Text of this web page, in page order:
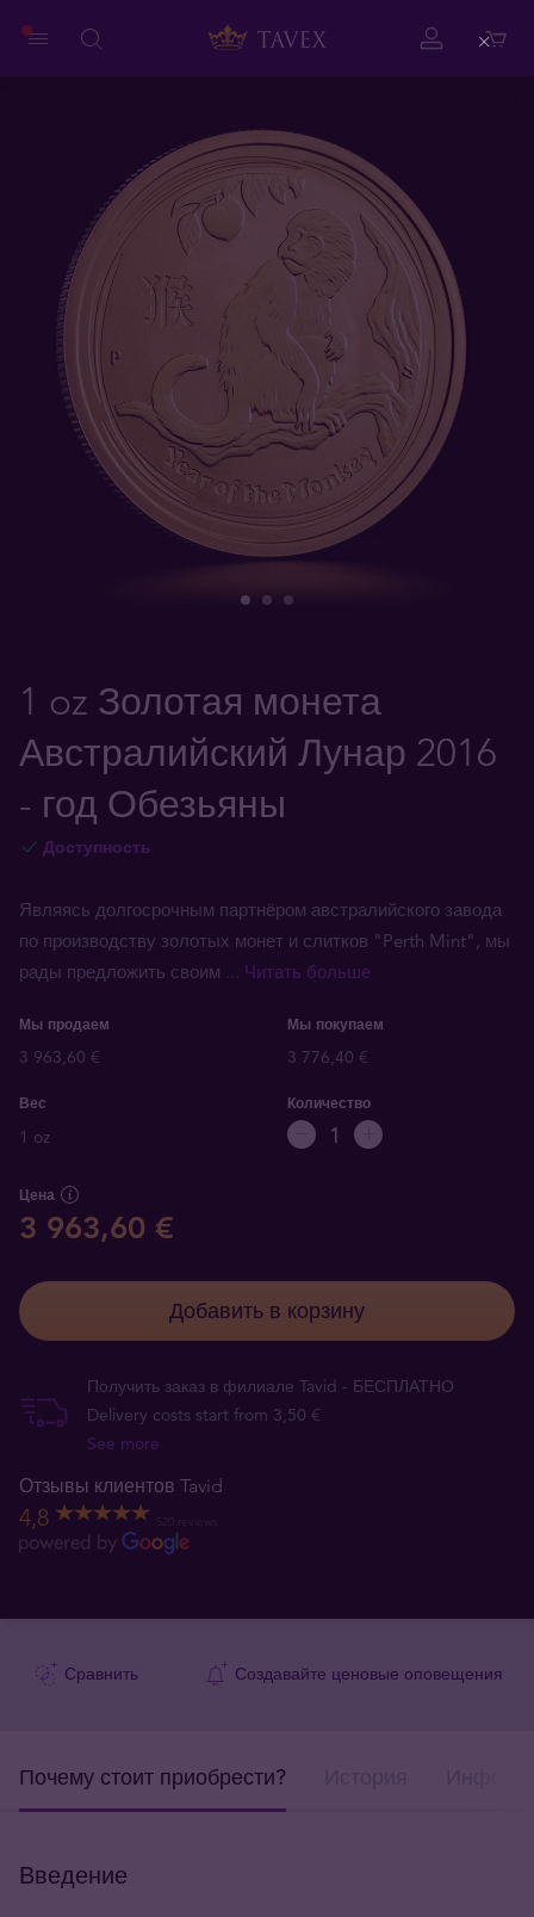
1 oz Золотая монета
Австралийский Лунар 2016
- год Обезьяны
Доступность
Являясь долгосрочным партнёром австралийского завода
по производству золотых монет и слитков "Perth Mint", мы
рады предложить своим ... Читать больше
Мы продаем Мы покупаем
3 963,60 € 3 776,40 €
Вес
1 oz
Количество
Цена
3 963,60 €
Добавить в корзину
Получить заказ в филиале Tavid - БЕСПЛАТНО
Delivery costs start from 3,50 €
See more
Отзывы клиентов Tavid
4,8
Сравнить Создавайте ценовые оповещения
Почему стоит приобрести?
Введение
Close